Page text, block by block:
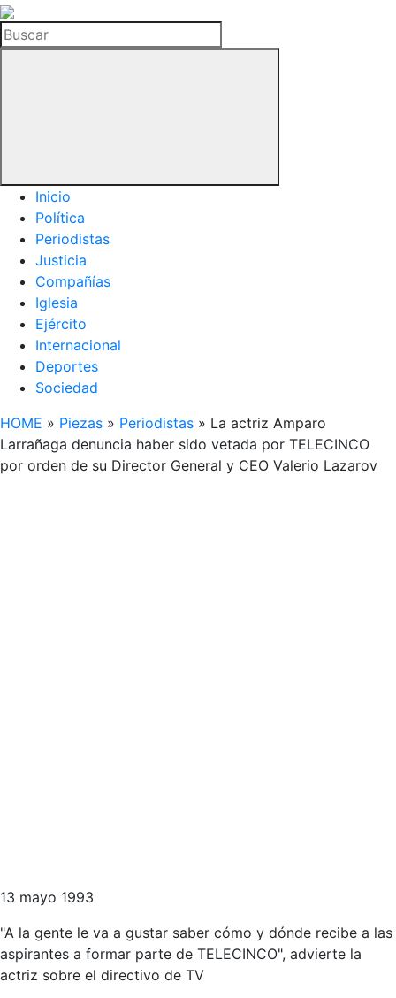
La
Hemeroteca
del
Buscar
Inicio
Política
Periodistas
Justicia
Compañías
Iglesia
Ejército
Internacional
Deportes
Sociedad
HOME » Piezas » Periodistas » La actriz Amparo
Larrañaga denuncia haber sido vetada por TELECINCO
por orden de su Director General y CEO Valerio Lazarov
13 mayo 1993
"A la gente le va a gustar saber cómo y dónde recibe a las
aspirantes a formar parte de TELECINCO", advierte la
actriz sobre el directivo de TV